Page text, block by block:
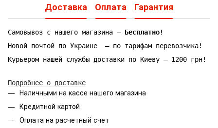
Доставка Оплата Гарантия
Самовывоз с нашего магазина — Бесплатно!
Новой почтой по Украине — по тарифам перевозчика!
Курьером нашей службы доставки по Киеву — 1200 грн!
Подробнее о доставке
Наличными на кассе нашего магазина
Кредитной картой
Оплата на расчетный счет